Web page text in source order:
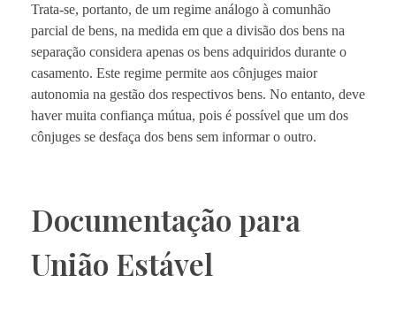
Trata-se, portanto, de um regime análogo à comunhão
parcial de bens, na medida em que a divisão dos bens na
separação considera apenas os bens adquiridos durante o
casamento. Este regime permite aos cônjuges maior
autonomia na gestão dos respectivos bens. No entanto, deve
haver muita confiança mútua, pois é possível que um dos
cônjuges se desfaça dos bens sem informar o outro.
Documentação para
União Estável